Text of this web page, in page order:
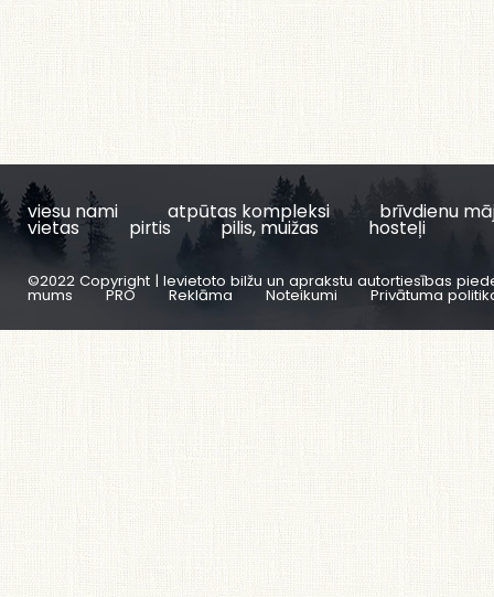
viesu nami atpūtas kompleksi brīvdienu
vietas pirtis pilis, muižas hosteļi
©2022 Copyright | Ievietoto bilžu un aprakstu autortiesības
mums PRO Reklāma Noteikumi Privātuma